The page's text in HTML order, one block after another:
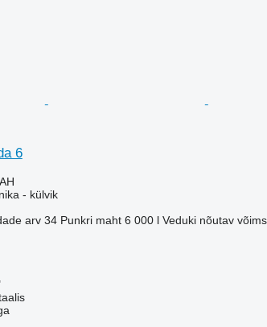
6
- külvik
arv 34 Punkri maht 6 000 l Veduki nõutav